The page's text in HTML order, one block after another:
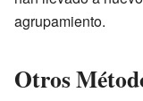
agrupamiento.
Otros